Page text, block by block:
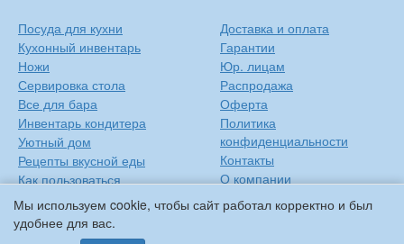
Мы используем cookie, чтобы сайт работал корректно и был
удобнее для вас.
Посуда для кухни
Кухонный инвентарь
Ножи
Сервировка стола
Все для бара
Инвентарь кондитера
Уютный дом
Рецепты вкусной еды
Как пользоваться
сковородкой
Доставка и оплата
Гарантии
Юр. лицам
Распродажа
Оферта
Политика
конфиденциальности
Контакты
О компании
Сиропы Monin
Виды барного стекла